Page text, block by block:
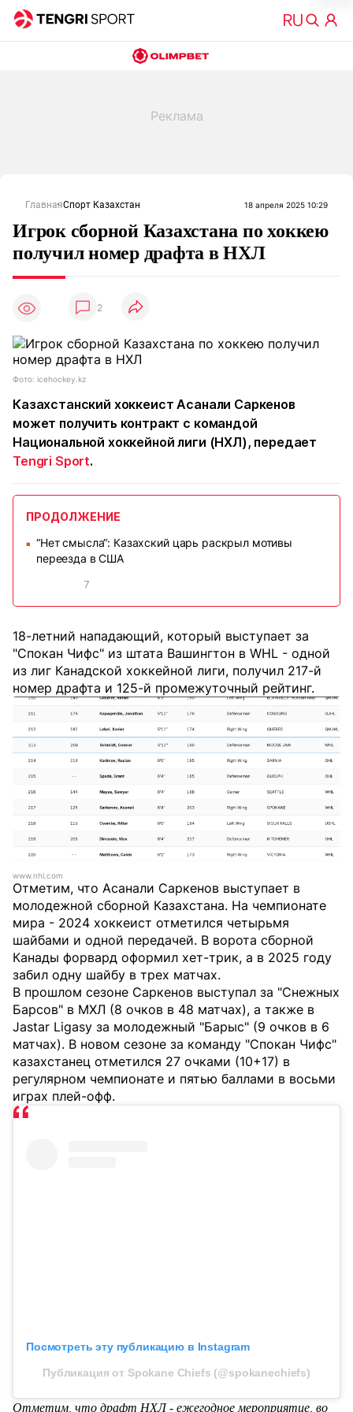
ГлавнаяСпорт Казахстан 18 апреля 2025 10:29
Игрок сборной Казахстана по хоккею
получил номер драфта в НХЛ
2
Фото: icehockey.kz
Казахстанский хоккеист Асанали Саркенов
может получить контракт с командой
Национальной хоккейной лиги (НХЛ), передает
Tengri Sport.
ПРОДОЛЖЕНИЕ
■
“Нет смысла“: Казахский царь раскрыл мотивы
переезда в США
7
18-летний нападающий, который выступает за
"Спокан Чифс" из штата Вашингтон в WHL - одной
из лиг Канадской хоккейной лиги, получил 217-й
номер драфта и 125-й промежуточный рейтинг.
www.nhl.com
Отметим, что Асанали Саркенов выступает в
молодежной сборной Казахстана. На чемпионате
мира - 2024 хоккеист отметился четырьмя
шайбами и одной передачей. В ворота сборной
Канады форвард оформил хет-трик, а в 2025 году
забил одну шайбу в трех матчах.
В прошлом сезоне Саркенов выступал за "Снежных
Барсов" в МХЛ (8 очков в 48 матчах), а также в
Jastar Ligasy за молодежный "Барыс" (9 очков в 6
матчах). В новом сезоне за команду "Спокан Чифс"
казахстанец отметился 27 очками (10+17) в
регулярном чемпионате и пятью баллами в восьми
играх плей-офф.
Посмотреть эту публикацию в Instagram
Публикация от Spokane Chiefs (@spokanechiefs)
Отметим, что драфт НХЛ - ежегодное мероприятие, во